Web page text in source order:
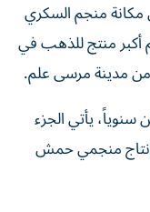
منجم السكري
أكبر منتج للذهب في
مدينة مرسى علم.
مصر من الذهب نحو 15.8 طن سنوياً، يأتي الجزء
إنتاج منجمي حمش